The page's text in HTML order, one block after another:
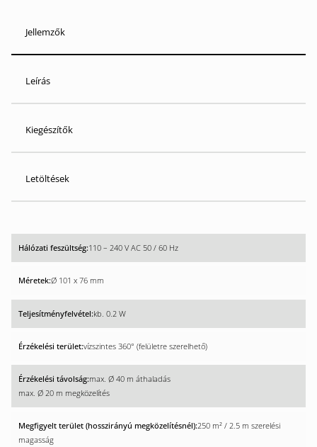
Jellemzők
Leírás
Kiegészítők
Letöltések
110 – 240 V AC 50 / 60 Hz
Ø 101 x 76 mm
kb. 0.2 W
vízszintes 360° (felületre szerelhető)
max. Ø 40 m áthaladás
max. Ø 20 m megközelítés
250 m² / 2.5 m szerelési
magasság